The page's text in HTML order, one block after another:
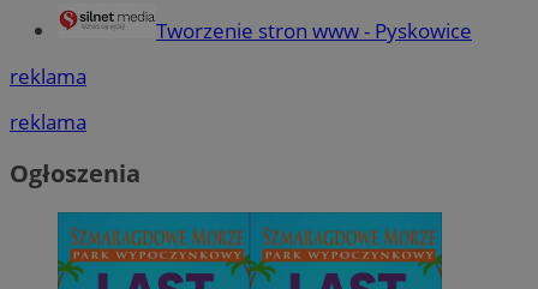
Tworzenie stron www - Pyskowice
reklama
reklama
Ogłoszenia